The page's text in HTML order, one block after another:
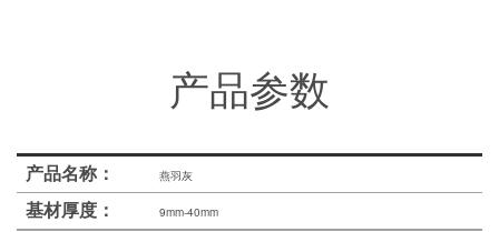
们
产品参数
产品名称： 燕羽灰
基材厚度： 9mm-40mm